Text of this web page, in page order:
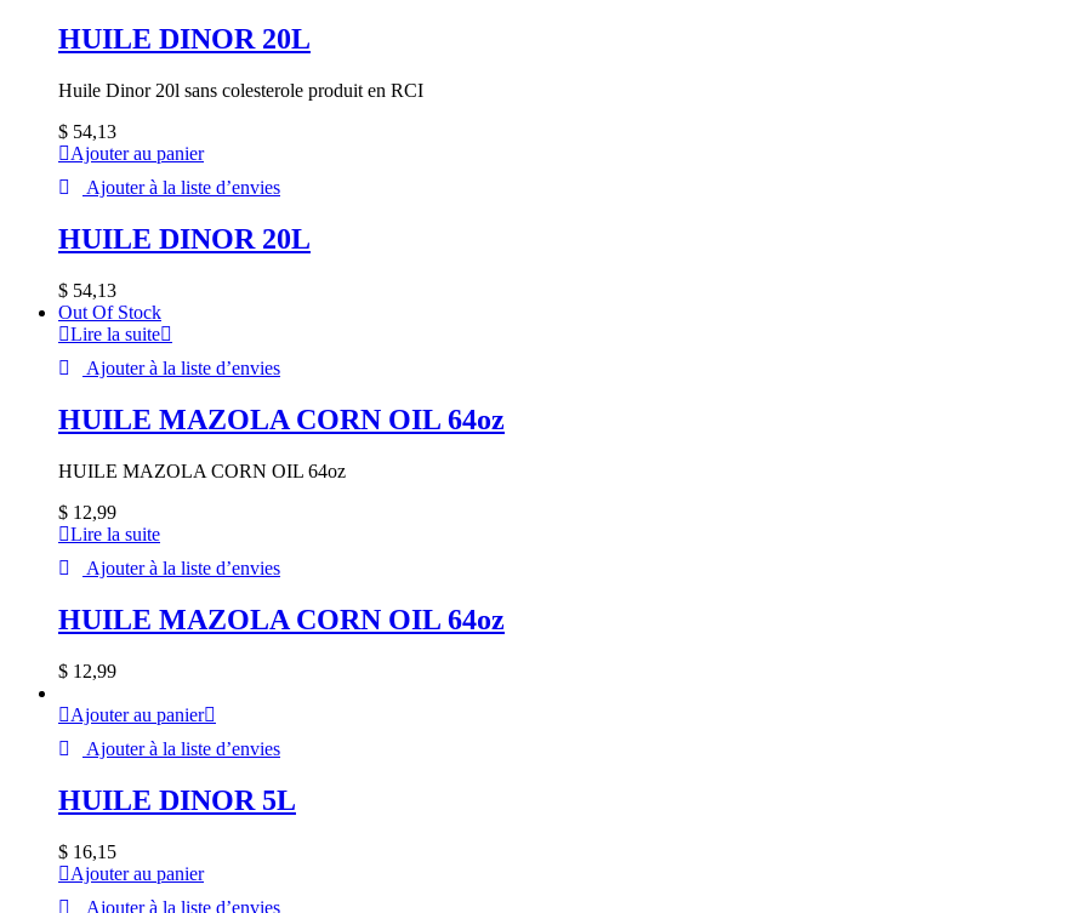
HUILE DINOR 20L
Huile Dinor 20l sans colesterole produit en RCI
$ 54,13
Ajouter au panier
Ajouter à la liste d’envies
HUILE DINOR 20L
$ 54,13
Out Of Stock
Lire la suite
Ajouter à la liste d’envies
HUILE MAZOLA CORN OIL 64oz
HUILE MAZOLA CORN OIL 64oz
$ 12,99
Lire la suite
Ajouter à la liste d’envies
HUILE MAZOLA CORN OIL 64oz
$ 12,99
Ajouter au panier
Ajouter à la liste d’envies
HUILE DINOR 5L
$ 16,15
Ajouter au panier
Ajouter à la liste d’envies